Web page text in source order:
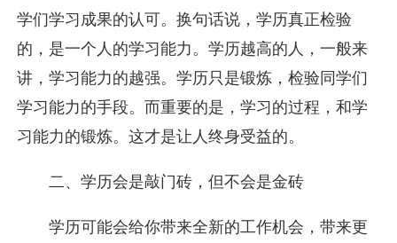
学们学习成果的认可。换句话说，学历真正检验
的，是一个人的学习能力。学历越高的人，一般来
讲，学习能力的越强。学历只是锻炼，检验同学们
学习能力的手段。而重要的是，学习的过程，和学
习能力的锻炼。这才是让人终身受益的。
二、学历会是敲门砖，但不会是金砖
学历可能会给你带来全新的工作机会，带来更